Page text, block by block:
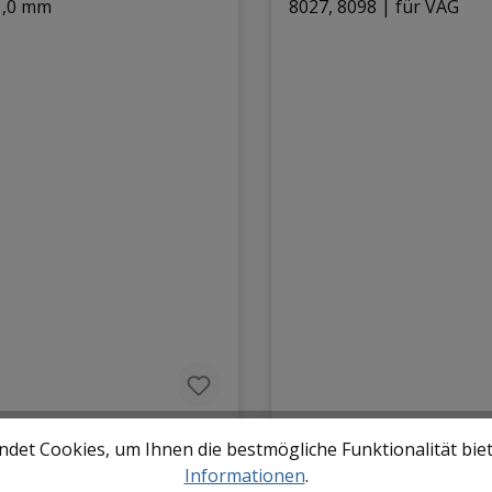
BGS Adapter Nr. 23
Cookies, um Ihnen die bestmögliche Funktionalität
Informationen.